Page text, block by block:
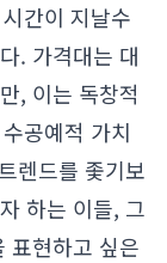
간이 지날수
. 가격대는 대
, 이는 독창적
공예적 가치
렌드를 좇기보
하는 이들, 그
표현하고 싶은